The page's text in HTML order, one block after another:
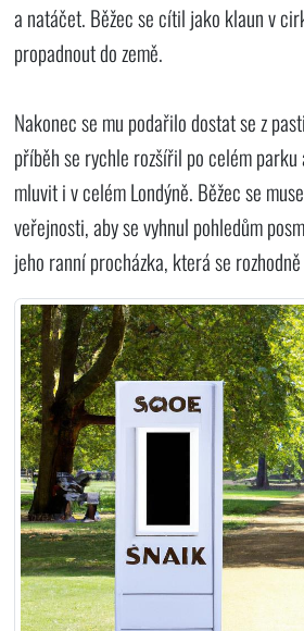
a natáčet. Běžec se cítil jako klaun v
propadnout do země.
Nakonec se mu podařilo dostat se z
příběh se rychle rozšířil po celém parku
mluvit i v celém Londýně. Běžec se
veřejnosti, aby se vyhnul pohledům
jeho ranní procházka, která se